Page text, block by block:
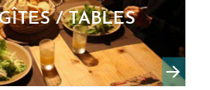
/ TABLES